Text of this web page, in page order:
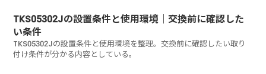
TKS05302Jの設置条件と使用環境｜交換前に確認した
い条件
TKS05302Jの設置条件と使用環境を整理。交換前に確認したい取り
付け条件が分かる内容としている。